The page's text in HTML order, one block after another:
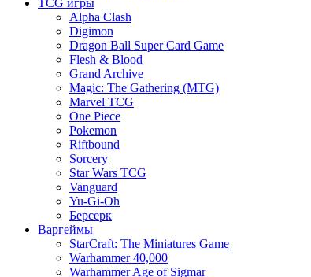
TCG игры
Alpha Clash
Digimon
Dragon Ball Super Card Game
Flesh & Blood
Grand Archive
Magic: The Gathering (MTG)
Marvel TCG
One Piece
Pokemon
Riftbound
Sorcery
Star Wars TCG
Vanguard
Yu-Gi-Oh
Берсерк
Варгеймы
StarCraft: The Miniatures Game
Warhammer 40,000
Warhammer Age of Sigmar